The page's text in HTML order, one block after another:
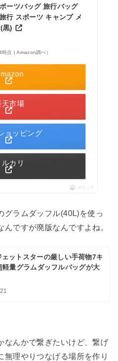
ーツバッグ 旅行バッグ
行 スポーツ キャンプ メ
黒)
点 | Amazon調べ）
天市場
ョッピング
ルカリ
ポチップ
グラムダッフル(40L)を使っ
ですが廃版なんですよね。
ェットスターの厳しい手荷物7キ
軽量グラムダッフルバッグが大
なんかで繋ぎたいけど、繋げ
無理やりつなげる場所を作り